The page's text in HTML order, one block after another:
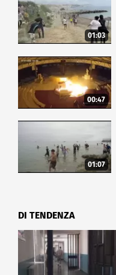
01:03
00:47
01:07
DI TENDENZA